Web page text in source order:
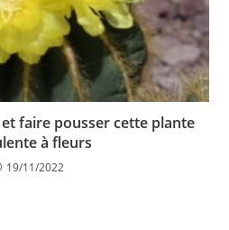
faire pousser cette plante
à fleurs
19/11/2022